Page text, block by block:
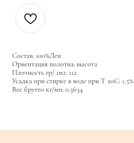
Состав: 100%Лен
Ориентация полотна: высота
Плотность гр/ 1м2: 112
Усадка при стирке в воде при T 20С: 1,5%
Вес брутто кг/мп: 0.3634